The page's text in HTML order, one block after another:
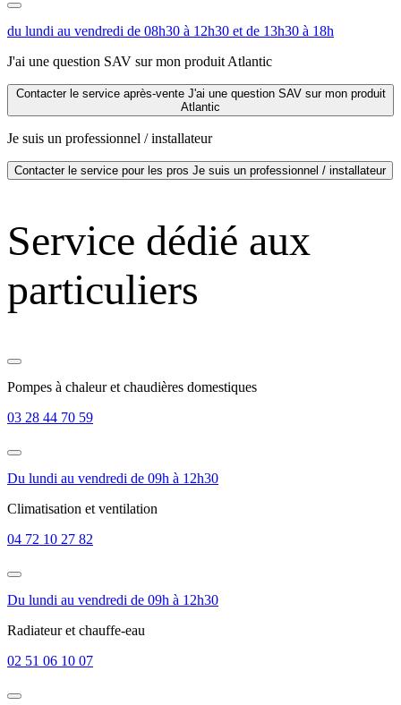
du lundi au vendredi de 08h30 à 12h30 et de 13h30 à 18h
J'ai une question SAV sur mon produit Atlantic
Contacter le service après-vente J'ai une question SAV sur mon produit
Atlantic
Je suis un professionnel / installateur
Contacter le service pour les pros Je suis un professionnel / installateur
Service dédié aux
particuliers
Pompes à chaleur et chaudières domestiques
03 28 44 70 59
Du lundi au vendredi de 09h à 12h30
Climatisation et ventilation
04 72 10 27 82
Du lundi au vendredi de 09h à 12h30
Radiateur et chauffe-eau
02 51 06 10 07